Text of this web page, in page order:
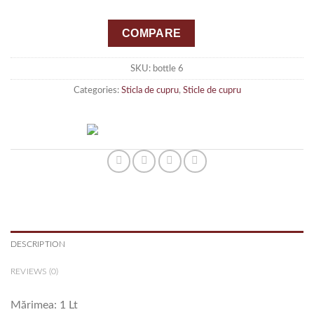
COMPARE
SKU: bottle 6
Categories: Sticla de cupru, Sticle de cupru
DESCRIPTION
REVIEWS (0)
Mărimea: 1 Lt